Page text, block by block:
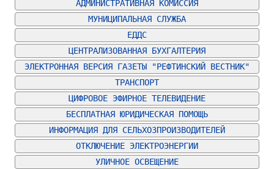
АДМИНИСТРАТИВНАЯ КОМИССИЯ
МУНИЦИПАЛЬНАЯ СЛУЖБА
ЕДДС
ЦЕНТРАЛИЗОВАННАЯ БУХГАЛТЕРИЯ
ЭЛЕКТРОННАЯ ВЕРСИЯ ГАЗЕТЫ "РЕФТИНСКИЙ ВЕСТНИК"
ТРАНСПОРТ
ЦИФРОВОЕ ЭФИРНОЕ ТЕЛЕВИДЕНИЕ
БЕСПЛАТНАЯ ЮРИДИЧЕСКАЯ ПОМОЩЬ
ИНФОРМАЦИЯ ДЛЯ СЕЛЬХОЗПРОИЗВОДИТЕЛЕЙ
ОТКЛЮЧЕНИЕ ЭЛЕКТРОЭНЕРГИИ
УЛИЧНОЕ ОСВЕЩЕНИЕ